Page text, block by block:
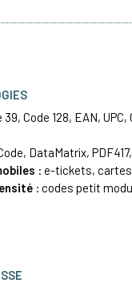
39, Code 128, EAN, UPC,
DataMatrix,
: e-tickets,
: codes petit